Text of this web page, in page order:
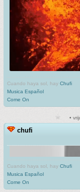
Cuando haya sol, hay Chufi
Musica Español
Come On
•
chufi
Cuando haya sol, hay Chufi
Musica Español
Come On